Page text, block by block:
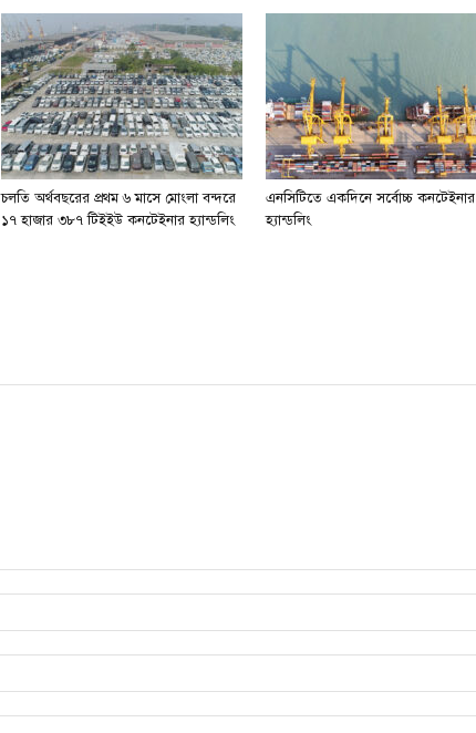
চলতি অর্থবছরের প্রথম ৬ মাসে মোংলা বন্দরে
১৭ হাজার ৩৮৭ টিইইউ কনটেইনার হ্যান্ডলিং
এনসিটিতে একদিনে সর্বোচ্চ কনটেইনার
হ্যান্ডলিং